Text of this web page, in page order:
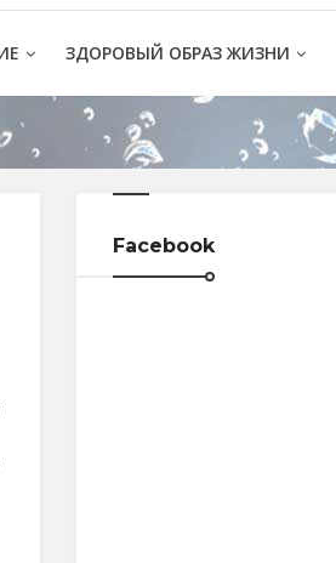
ЗДОРОВЫЙ ОБРАЗ ЖИЗНИ
Facebook